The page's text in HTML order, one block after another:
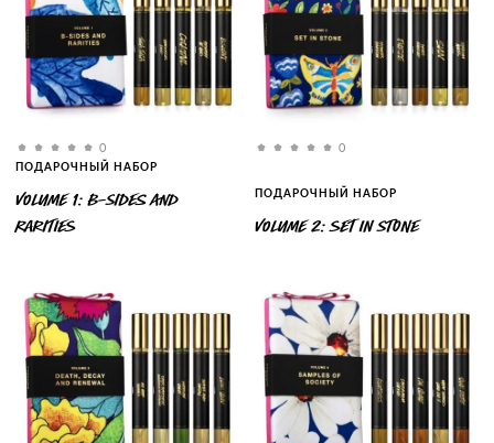
0
ПОДАРОЧНЫЙ НАБОР
VOLUME 1: B-SIDES AND
RARITIES
0
ПОДАРОЧНЫЙ НАБОР
VOLUME 2: SET IN STONE